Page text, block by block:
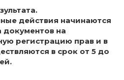
действия начинаются
документов на
регистрацию прав и в
в срок от 5 до